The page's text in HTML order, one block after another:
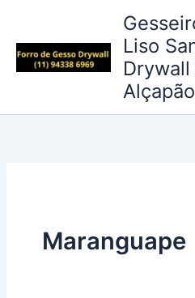
conteúdo
Liso
Alçapão
Maranguape